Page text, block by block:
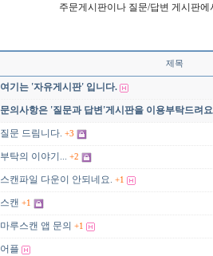
주문게시판이나 질문/답변 게시판
제목
여기는 '자유게시판' 입니다.
문의사항은 '질문과 답변'게시판을 이용부탁드려
질문 드림니다. +3
부탁의 이야기... +2
스캔파일 다운이 안되네요. +1
스캔 +1
마루스캔 앱 문의 +1
어플